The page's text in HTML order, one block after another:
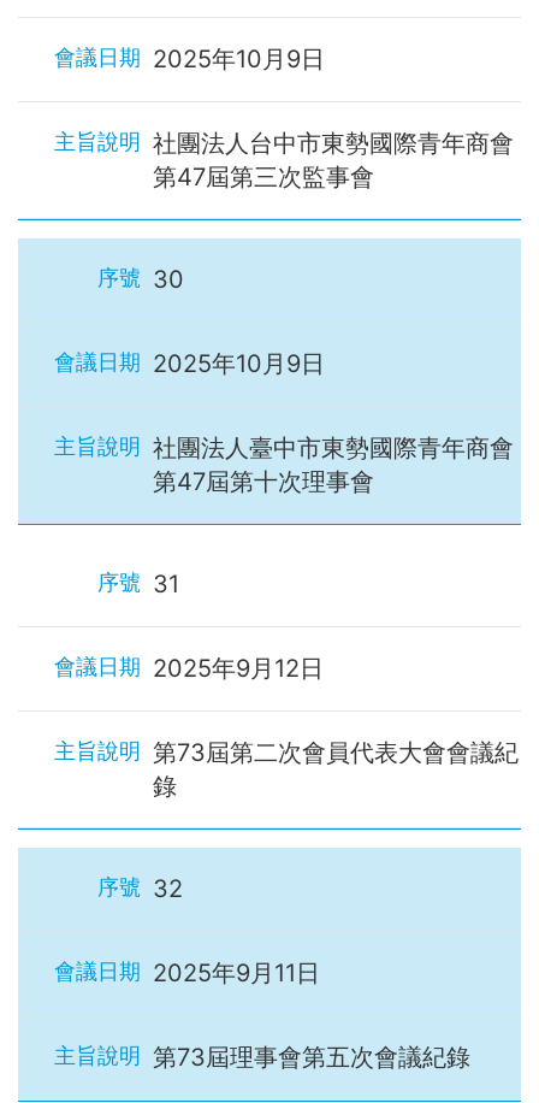
2025年10月9日
社團法人台中市東勢國際青年商會
第47屆第三次監事會
30
2025年10月9日
社團法人臺中市東勢國際青年商會
第47屆第十次理事會
31
2025年9月12日
第73屆第二次會員代表大會會議紀
錄
32
2025年9月11日
第73屆理事會第五次會議紀錄